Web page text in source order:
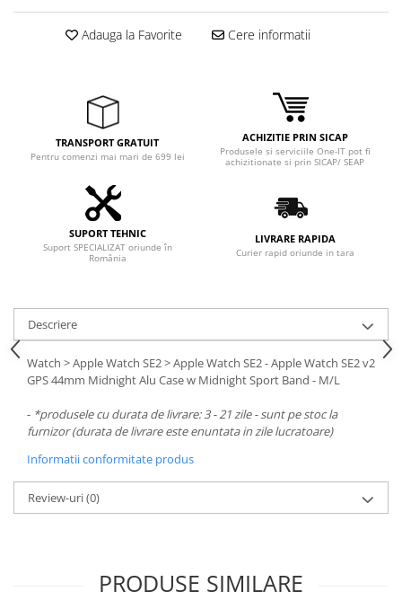
USB Hub
Hard Disc-uri
Cooler
Servere & Componente
Servere
Software
Retelistica & Supraveghere
Adauga la Favorite Cere informatii
TRANSPORT GRATUIT
Pentru comenzi mai mari de 699 lei
ACHIZITIE PRIN SICAP
Produsele si serviciile One-IT pot fi
achizitionate si prin SICAP/ SEAP
SUPORT TEHNIC
Suport SPECIALIZAT oriunde în
România
LIVRARE RAPIDA
Curier rapid oriunde in tara
Descriere
Watch > Apple Watch SE2 > Apple Watch SE2 - Apple Watch SE2 v2
GPS 44mm Midnight Alu Case w Midnight Sport Band - M/L
- *produsele cu durata de livrare: 3 - 21 zile - sunt pe stoc la
furnizor (durata de livrare este enuntata in zile lucratoare)
Informatii conformitate produs
Review-uri(0)
PRODUSE SIMILARE